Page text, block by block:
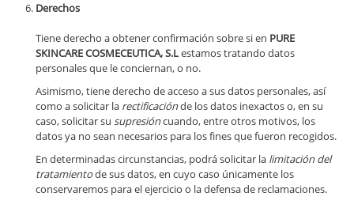
Derechos
Tiene derecho a obtener confirmación sobre si en PURE
SKINCARE COSMECEUTICA, S.Lestamos tratando datos
personales que le conciernan, o no.
Asimismo, tiene derecho de acceso a sus datos personales, así
como a solicitar la rectificaciónde los datos inexactos o, en su
caso, solicitar su supresióncuando, entre otros motivos, los
datos ya no sean necesarios para los fines que fueron recogidos.
En determinadas circunstancias, podrá solicitar la limitación del
tratamientode sus datos, en cuyo caso únicamente los
conservaremos para el ejercicio o la defensa de reclamaciones.